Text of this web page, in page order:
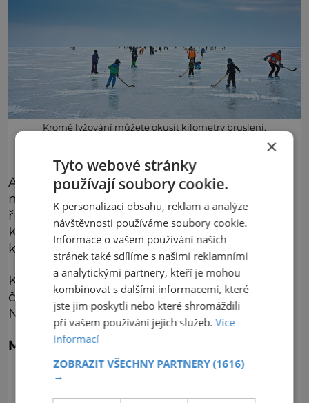
Kromě lyžování můžete okusit kilometry bruslení.
Alespoň jednou za svůj pobyt si zkrátka
musíte dát pravý Wienerschnitzel, vídeňský
řízek. Jako sladkou tečku můžete zvolit
Kaiserschmarrn, neboli císařský trhanec,
který se originálně podává se švestkami.
K vídešké kávě si dejte Mozartovy koule,
čokoládové kuličky s marcipánem.
Nodolatelné.
Milan Vacek
×
Tyto webové stránky
používají soubory cookie.
K personalizaci obsahu, reklam a analýze
návštěvnosti používáme soubory cookie.
Informace o vašem používání našich
stránek také sdílíme s našimi reklamními
a analytickými partnery, kteří je mohou
kombinovat s dalšími informacemi, které
jste jim poskytli nebo které shromáždili
při vašem používání jejich služeb.Více
informací
ZOBRAZIT VŠECHNY PARTNERY(1616)
→